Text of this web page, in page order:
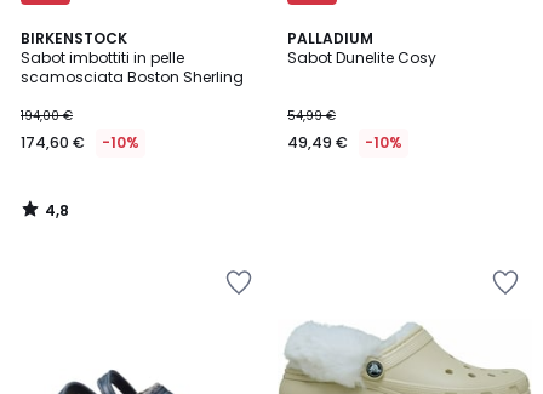
BIRKENSTOCK
Sabot imbottiti in pelle
scamosciata Boston Sherling
194,00 €
174,60 € -10%
4,8
/ 5
4,8
/
PALLADIUM
Sabot Dunelite Cosy
54,99 €
49,49 € -10%